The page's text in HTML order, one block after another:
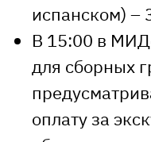
испанском) –
В 15:00 в
для сборных
оплату за